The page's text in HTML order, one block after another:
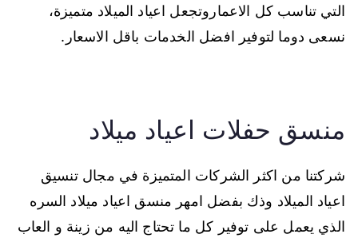
التي تناسب كل الاعماروتجعل اعياد الميلاد متميزة،
نسعى دوما لتوفير افضل الخدمات باقل الاسعار.
منسق حفلات اعياد ميلاد
شركتنا من اكثر الشركات المتميزة في مجال تنسيق
اعياد الميلاد وذك بفضل امهر منسق اعياد ميلاد السره
الذي يعمل على توفير كل ما تحتاج اليه من زينة و العاب